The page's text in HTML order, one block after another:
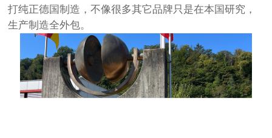
打纯正德国制造，不像很多其它品牌只是在本国研究，
生产制造全外包。